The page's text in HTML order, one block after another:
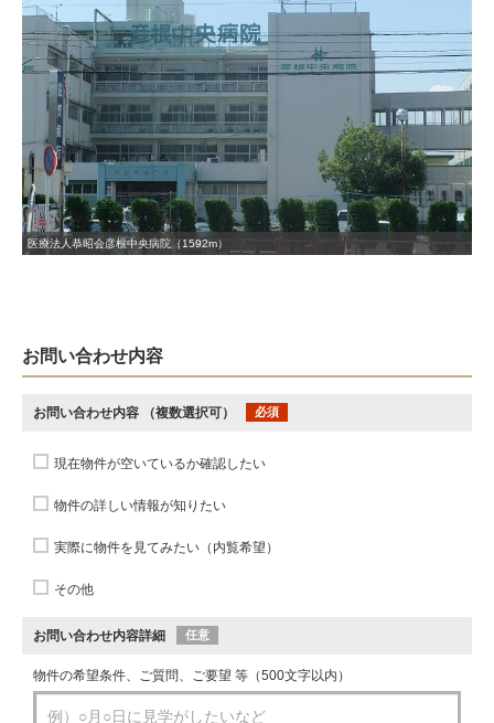
医療法人恭昭会彦根中央病院（1592m）
お問い合わせ内容
お問い合わせ内容 （複数選択可） 必須
現在物件が空いているか確認したい
物件の詳しい情報が知りたい
実際に物件を見てみたい（内覧希望）
その他
お問い合わせ内容詳細 任意
物件の希望条件、ご質問、ご要望 等（500文字以内）